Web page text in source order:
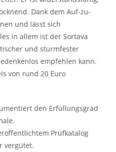
Dank dem Auf-zu-
und lässt sich
in allem ist der Sortava
und sturmfester
empfehlen kann.
von rund 20 Euro
den Erfüllungsgrad
Prüfkatalog
vergütet.